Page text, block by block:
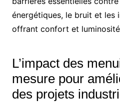
énergétiques, le bruit et les
offrant confort et
L’impact des
mesure pour
des projets